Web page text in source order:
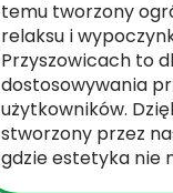
temu tworzony
relaksu i
Przyszowicach to
dostosowywania
użytkowników.
stworzony przez
gdzie estetyka nie